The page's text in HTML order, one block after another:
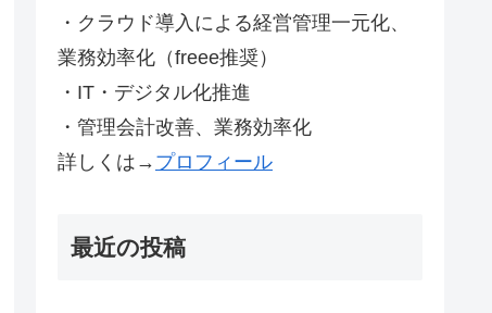
・クラウド導入による経営管理一元化、
業務効率化（freee推奨）
・IT・デジタル化推進
・管理会計改善、業務効率化
詳しくは→ プロフィール
最近の投稿